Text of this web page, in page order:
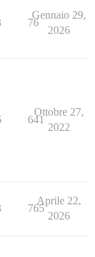
76
Gennaio 29,
2026
641
Ottobre 27,
2022
765
Aprile 22,
2026